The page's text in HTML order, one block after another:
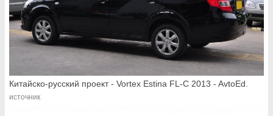
Китайско-русский проект - Vortex Estina FL-C 2013 - AvtoEd.
источник